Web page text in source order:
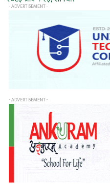
- ADVERTISEMENT -
- ADVERTISEMENT -